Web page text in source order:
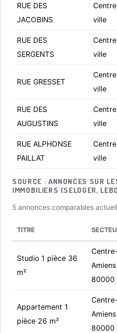
RUE DES
JACOBINS
ville
RUE DES
SERGENTS
ville
RUE GRESSET
ville
RUE DES
AUGUSTINS
ville
RUE ALPHONSE
PAILLAT
ville
SOURCE : ANNONCES SUR
IMMOBILIERS (SELOGER,
5 annonces comparables
TITRE
Studio 1 pièce 36
m²
Amiens
80000
Appartement 1
pièce 26 m²
Amiens
80000